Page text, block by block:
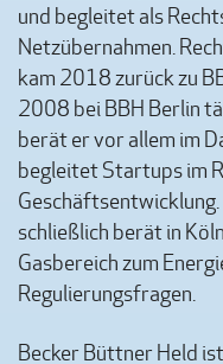
und begleitet als
Netzübernahmen.
kam 2018 zurück zu
2008 bei BBH Berlin
berät er vor allem im
begleitet Startups im
schließlich berät in
Gasbereich zum
Regulierungsfragen.
Becker Büttner Held